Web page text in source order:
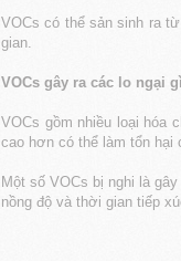
VOCs có thể sản sinh ra
gian.
VOCs gây ra các lo ngại
VOCs gồm nhiều loại hóa
cao hơn có thể làm tổn hại
Một số VOCs bị nghi là
nồng độ và thời gian tiếp